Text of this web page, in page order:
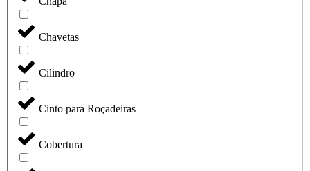
Chavetas
Cilindro
Cinto para Roçadeiras
Cobertura